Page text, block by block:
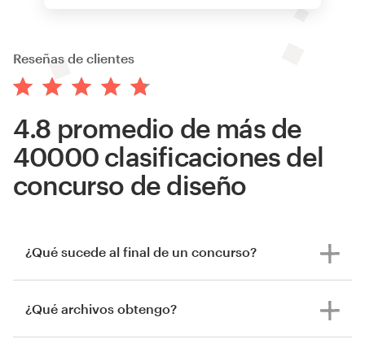
Reseñas de clientes
4.8 promedio de más de
40000 clasificaciones del
concurso de diseño
¿Qué sucede al final de un concurso?
¿Qué archivos obtengo?